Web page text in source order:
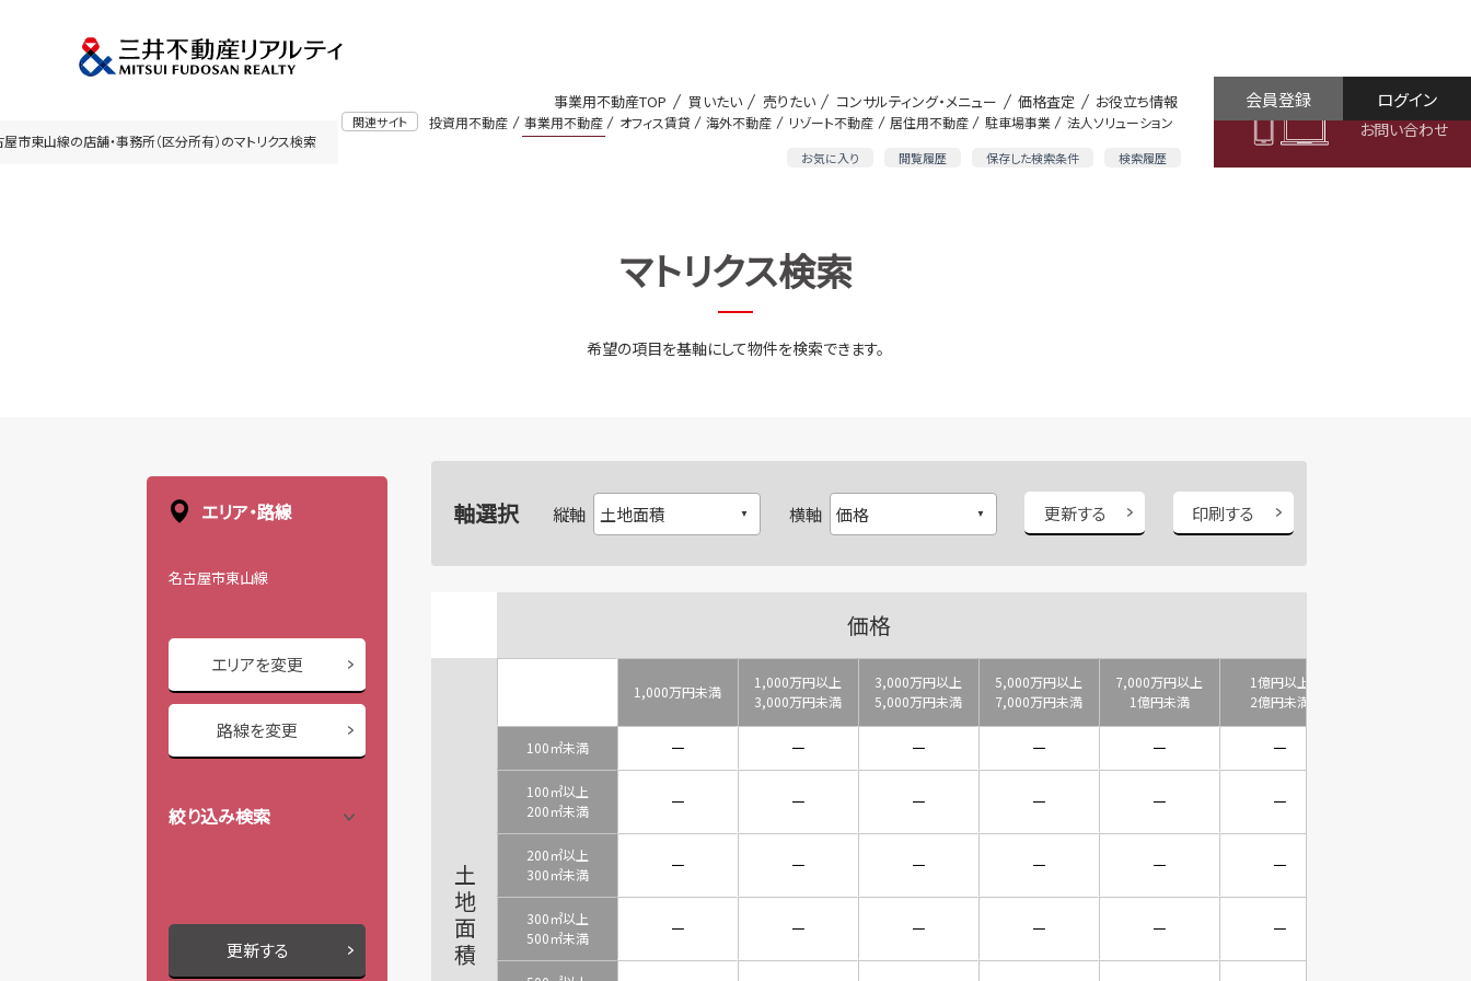
関連サイト 投資用不動産 事業用不動産 オフィス賃貸 海外不動産 リゾート不動産 居住用不動産 駐車場事業 法人ソリューション
お気に入り 閲覧履歴 保存した検索条件 検索履歴
事業用不動産TOP 買いたい 売りたい コンサルティング・メニュー 価格査定 お役立ち情報
お問い合わせ
ログイン
会員登録
市東山線の店舗・事務所（区分所有）のマトリクス検索
マトリクス検索
希望の項目を基軸にして物件を検索できます。
エリア・路線
名古屋市東山線
エリアを変更
路線を変更
絞り込み検索
更新する
軸選択 縦軸 横軸 更新する 印刷する
価格
土地面積
1,000万円未満
1,000万円以上
3,000万円未満
3,000万円以上
5,000万円未満
5,000万円以上
7,000万円未満
7,000万円以上
1億円未満
1億円以上
2億円未満
100㎡未満 － － － － － －
100㎡以上
200㎡未満
－ － － － － －
200㎡以上
300㎡未満
－ － － － － －
300㎡以上
500㎡未満
－ － － － － －